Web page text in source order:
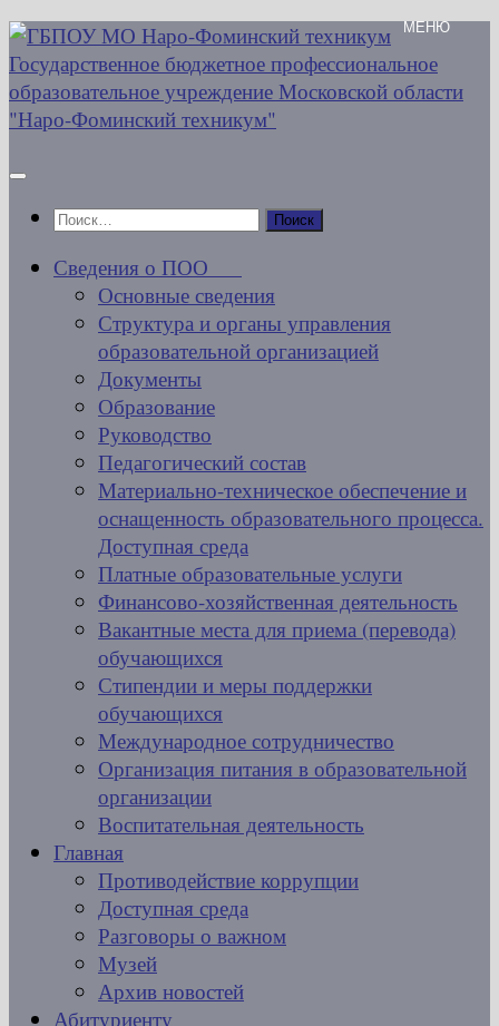
Перейти
к
содержимому
Найти:
Сведения о ПОО
Основные сведения
Структура и органы управления
образовательной организацией
Документы
Образование
Руководство
Педагогический состав
Материально-техническое обеспечение и
оснащенность образовательного процесса.
Доступная среда
Платные образовательные услуги
Финансово-хозяйственная деятельность
Вакантные места для приема (перевода)
обучающихся
Стипендии и меры поддержки
обучающихся
Международное сотрудничество
Организация питания в образовательной
организации
Воспитательная деятельность
Главная
Противодействие коррупции
Доступная среда
Разговоры о важном
Музей
Архив новостей
Абитуриенту